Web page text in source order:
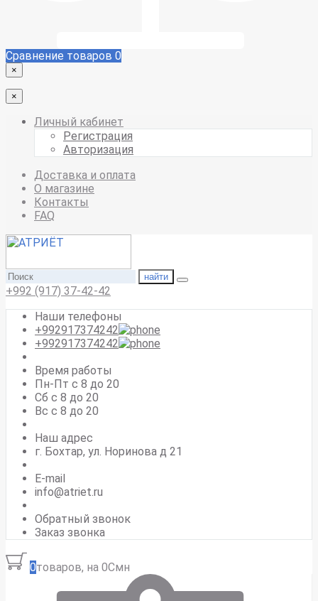
Сравнение товаров 0
×
×
Личный кабинет
Регистрация
Авторизация
Доставка и оплата
О магазине
Контакты
FAQ
найти
+992 (917) 37-42-42
Наши телефоны
+992917374242
+992917374242
Время работы
Пн-Пт с 8 до 20
Сб с 8 до 20
Вс c 8 до 20
Наш адрес
г. Бохтар, ул. Норинова д 21
E-mail
info@atriet.ru
Обратный звонок
Заказ звонка
0товаров, на 0Смн